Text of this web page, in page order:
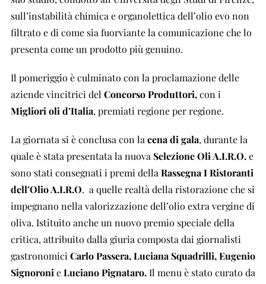
sull’instabilità chimica e organolettica dell’olio evo non
filtrato e di come sia fuorviante la comunicazione che lo
presenta come un prodotto più genuino.
Il pomeriggio è culminato con la proclamazione delle
aziende vincitrici del Concorso Produttori,con i
Migliori oli d’Italia, premiati regione per regione.
La giornata si è conclusa con la cena di gala, durante la
quale è stata presentata la nuova Selezione Oli A.I.R.O.e
sono stati consegnati i premi della Rassegna I Ristoranti
dell’Olio A.I.R.O. a quelle realtà della ristorazione che si
impegnano nella valorizzazione dell’olio extra vergine di
oliva. Istituito anche un nuovo premio speciale della
critica, attribuito dalla giuria composta dai giornalisti
gastronomici Carlo Passera, Luciana Squadrilli, Eugenio
Signoroni eLuciano Pignataro.Il menu è stato curato da